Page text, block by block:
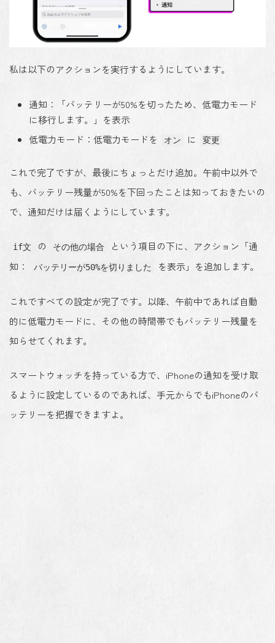
私は以下のアクションを実行するようにしています。
通知：「バッテリーが50%を切ったため、低電力モード
に移行します。」を表示
低電力モード：低電力モードを
オン に 変更
これで完了ですが、最後にちょっとだけ追加。午前中以外で
も、バッテリー残量が50%を下回ったことは知っておきたいの
で、通知だけは届くようにしています。
if文 の その他の場合
という項目の下に、アクション「通
知：
バッテリーが50%を切りました を表示」を追加します。
これですべての設定が完了です。以降、午前中であれば自動
的に低電力モードに、その他の時間帯でもバッテリー残量を
知らせてくれます。
スマートウォッチを持っている方で、iPhoneの通知を受け取
るように設定しているのであれば、手元からでもiPhoneのバ
ッテリーを把握できますよ。